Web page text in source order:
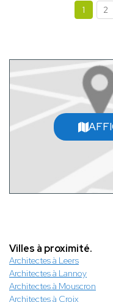
1 2
Villes à proximité.
Architectes à Leers
Architectes à Lannoy
Architectes à Mouscron
Architectes à Croix